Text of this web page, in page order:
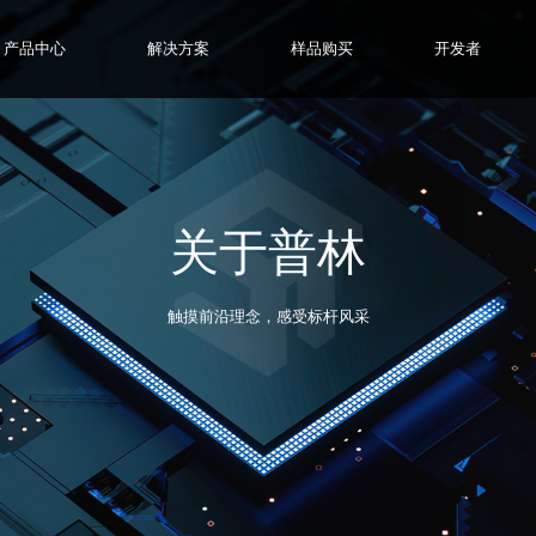
产品中心 解决方案 样品购买 开发者
关于普林
触摸前沿理念，感受标杆风采